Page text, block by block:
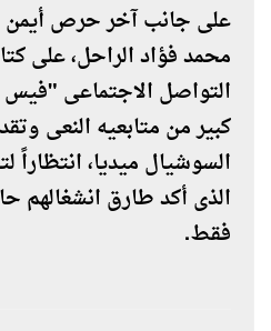
على جانب آخر حرص
محمد فؤاد الراحل، على
التواصل الاجتماعى
كبير من متابعيه النعى
السوشيال ميديا، انتظاراً
الذى أكد طارق انشغالهم
فقط.